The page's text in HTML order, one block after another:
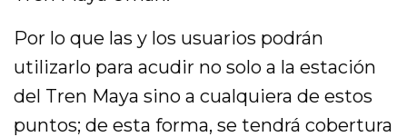
Por lo que las y los usuarios podrán
utilizarlo para acudir no solo a la estación
del Tren Maya sino a cualquiera de estos
puntos; de esta forma, se tendrá cobertura